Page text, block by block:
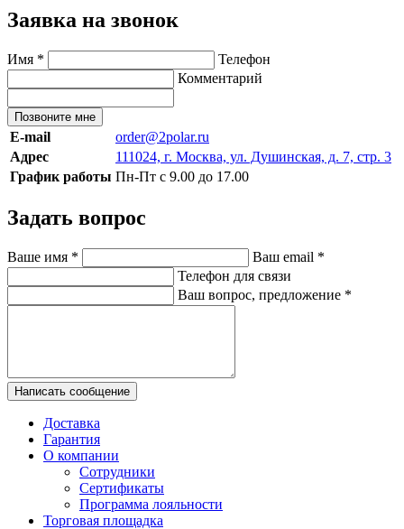
Заявка на звонок
Имя *
Телефон
Комментарий
Позвоните мне
E-mail
order@2polar.ru
Адрес
111024, г. Москва, ул. Душинская, д. 7, стр. 3
График работы Пн-Пт с 9.00 до 17.00
Задать вопрос
Ваше имя * Ваш email *
Телефон для связи
Ваш вопрос, предложение *
Написать сообщение
Доставка
Гарантия
О компании
Сотрудники
Сертификаты
Программа лояльности
Торговая площадка